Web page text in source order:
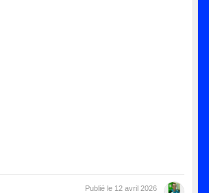
Publié le 12 avril 2026